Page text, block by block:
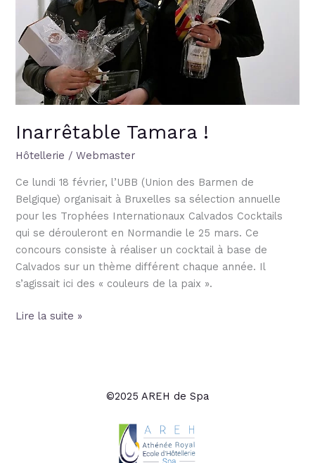
Inarrêtable Tamara !
Hôtellerie /Webmaster
Ce lundi 18 février, l’UBB (Union des Barmen de
Belgique) organisait à Bruxelles sa sélection annuelle
pour les Trophées Internationaux Calvados Cocktails
qui se dérouleront en Normandie le 25 mars. Ce
concours consiste à réaliser un cocktail à base de
Calvados sur un thème différent chaque année. Il
s’agissait ici des « couleurs de la paix ».
Lire la suite »
©2025 AREH de Spa